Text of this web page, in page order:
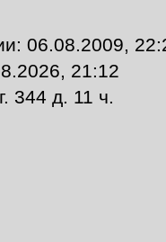
06.08.2009,
21:12
344 д. 11 ч.